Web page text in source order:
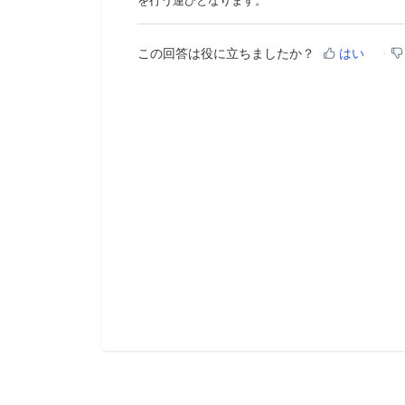
この回答は役に立ちましたか？ はい